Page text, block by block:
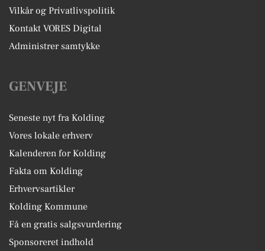
Vilkår og Privatlivspolitik
Kontakt VORES Digital
Administrer samtykke
GENVEJE
Seneste nyt fra Kolding
Vores lokale erhverv
Kalenderen for Kolding
Fakta om Kolding
Erhvervsartikler
Kolding Kommune
Få en gratis salgsvurdering
Sponsoreret indhold